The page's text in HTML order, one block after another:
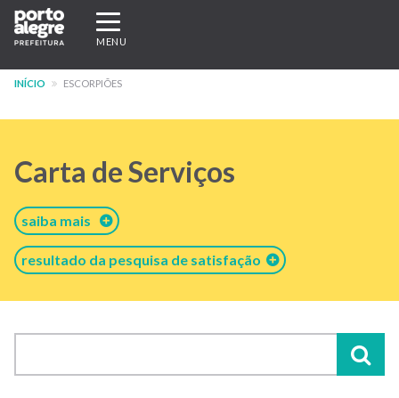
Pular
para
conteúdo
Expandir/recolher
navegação
MENU
INÍCIO ESCORPIÕES
Carta de Serviços
saiba mais
resultado da pesquisa de satisfação